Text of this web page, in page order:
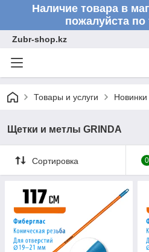
Наличие товара в
пожалуйста
Zubr-shop.kz
Товары и услуги Новинки
Щетки и метлы GRINDA
Сортировка 0